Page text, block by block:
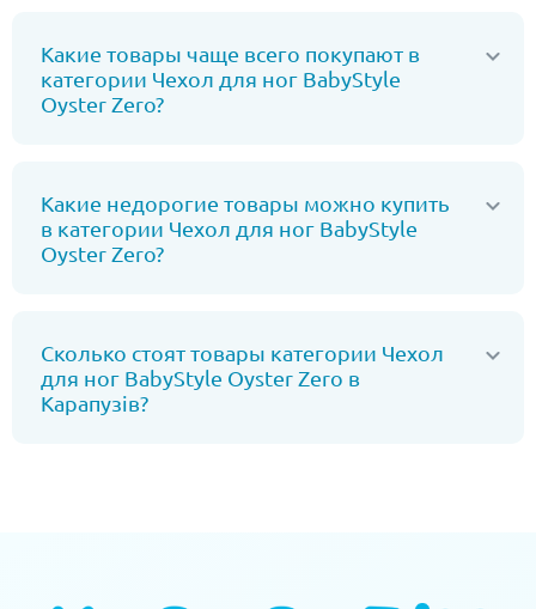
Какие товары чаще всего покупают в
категории Чехол для ног BabyStyle
Oyster Zero?
Какие недорогие товары можно купить
в категории Чехол для ног BabyStyle
Oyster Zero?
Сколько стоят товары категории Чехол
для ног BabyStyle Oyster Zero в
Карапузів?